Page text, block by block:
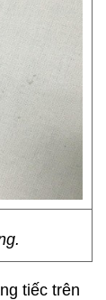
tiếc trên